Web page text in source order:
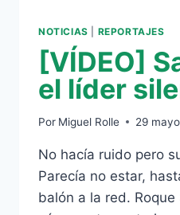
NOTICIAS REPORTAJES
[VÍDEO]
el líder
Por Miguel Rolle 29
No hacía ruido pero
Parecía no estar,
balón a la red.